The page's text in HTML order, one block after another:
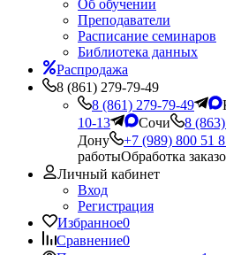
Об обучении
Преподаватели
Расписание семинаров
Библиотека данных
Распродажа
8 (861) 279-79-49
8 (861) 279-79-49
10-13
Сочи 8
Дону
+7 (989) 800 51
работыОбработка
Личный кабинет
Вход
Регистрация
Избранное0
Сравнение0